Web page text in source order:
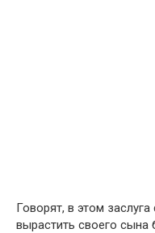
Говорят, в этом
вырастить своего